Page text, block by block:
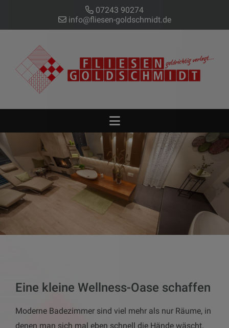
07243 90274
info@fliesen-goldschmidt.de
Eine kleine Wellness-Oase schaffen
Moderne Badezimmer sind viel mehr als nur Räume, in
denen man sich mal eben schnell die Hände wäscht.